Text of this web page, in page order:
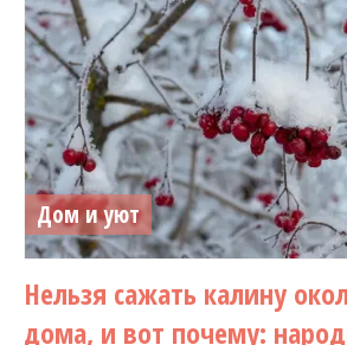
Дом и уют
Нельзя сажать калину
дома, и вот почему: